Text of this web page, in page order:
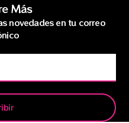
Más
novedades en tu correo